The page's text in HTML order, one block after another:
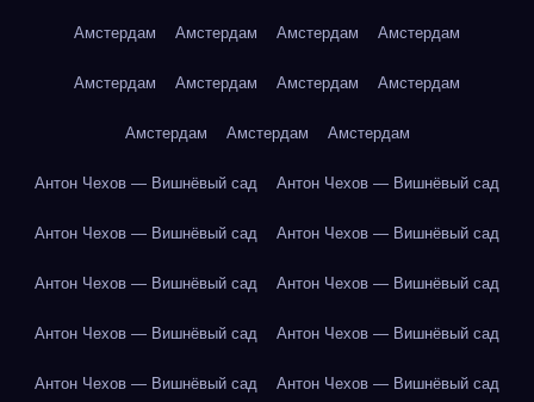
Амстердам Амстердам Амстердам Амстердам
Амстердам Амстердам Амстердам Амстердам
Амстердам Амстердам Амстердам
Антон Чехов — Вишнёвый сад Антон Чехов — Вишнёвый сад
Антон Чехов — Вишнёвый сад Антон Чехов — Вишнёвый сад
Антон Чехов — Вишнёвый сад Антон Чехов — Вишнёвый сад
Антон Чехов — Вишнёвый сад Антон Чехов — Вишнёвый сад
Антон Чехов — Вишнёвый сад Антон Чехов — Вишнёвый сад